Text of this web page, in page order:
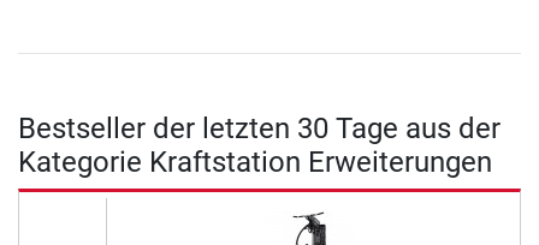
Bestseller der letzten 30 Tage aus der
Kategorie Kraftstation Erweiterungen